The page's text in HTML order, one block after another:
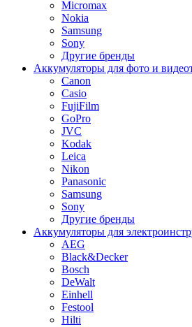
Micromax
Nokia
Samsung
Sony
Другие бренды
Аккумуляторы для фото и
Canon
Casio
FujiFilm
GoPro
JVC
Kodak
Leica
Nikon
Panasonic
Samsung
Sony
Другие бренды
Аккумуляторы для
AEG
Black&Decker
Bosch
DeWalt
Einhell
Festool
Hilti